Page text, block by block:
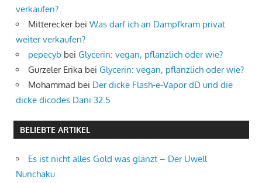
verkaufen?
Mittereckerbei Was darf ich an Dampfkram privat
weiter verkaufen?
pepecyb bei Glycerin: vegan, pflanzlich oder wie?
Gurzeler Erika bei Glycerin: vegan, pflanzlich oder wie?
Mohammad bei Der dicke Flash-e-Vapor dD und die
dicke dicodes Dani 32.5
BELIEBTE ARTIKEL
Es ist nicht alles Gold was glänzt – Der Uwell
Nunchaku